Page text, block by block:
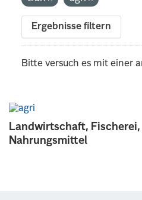
Landwirtschaft,
Nahrungsmittel
Ergebnisse filtern
Bitte versuch es mit einer